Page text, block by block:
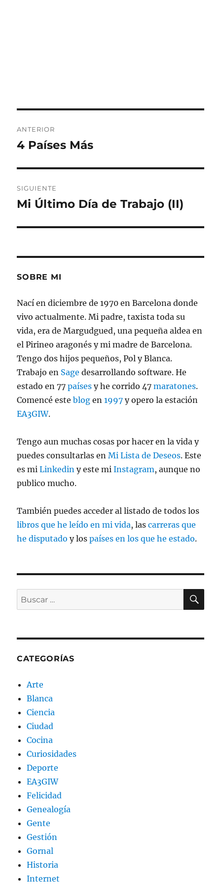
de
ANTERIOR
Entrada
4 Países Más
SIGUIENTE
Entrada
Mi Último Día de Trabajo (II)
SOBRE MI
Nací en diciembre de 1970 en Barcelona donde
vivo actualmente. Mi padre, taxista toda su
vida, era de Margudgued, una pequeña aldea en
el Pirineo aragonés y mi madre de Barcelona.
Tengo dos hijos pequeños, Pol y Blanca.
Trabajo en Sage desarrollando software. He
estado en 77países y he corrido 47maratones.
Comencé esteblog en1997 y opero la estación
EA3GIW.
Tengo aun muchas cosas por hacer en la vida y
puedes consultarlas enMi Lista de Deseos. Este
es miLinkedin y este miInstagram, aunque no
publico mucho.
También puedes acceder al listado de todos los
libros que he leído en mi vida, lascarreras que
he disputado y lospaíses en los que he estado.
Buscar
por:
CATEGORÍAS
Arte
Blanca
Ciencia
Ciudad
Cocina
Curiosidades
Deporte
EA3GIW
Felicidad
Genealogía
Gente
Gestión
Gornal
Historia
Internet